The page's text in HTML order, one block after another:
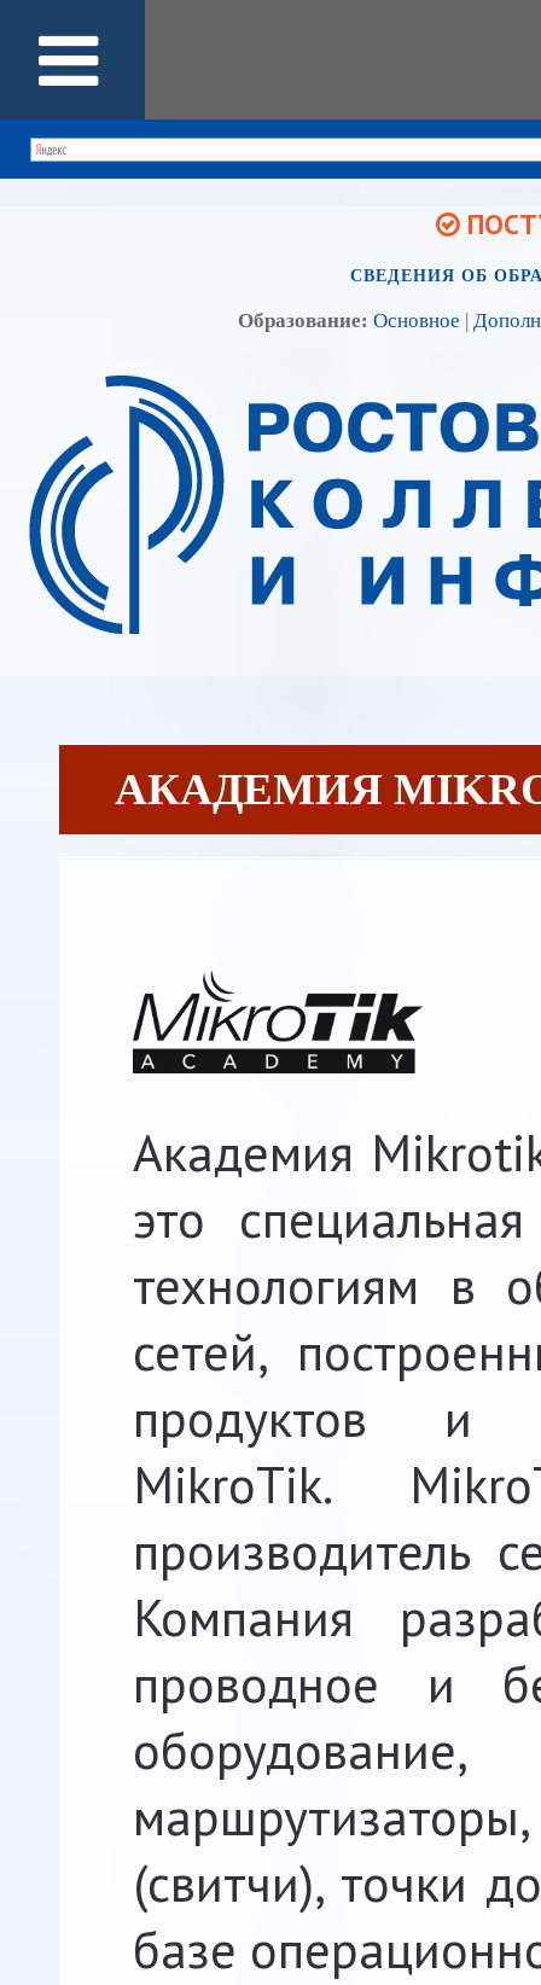
СВЕДЕНИЯ ОБ
Образование: Основное |
АКАДЕМИЯ
Академия
это
технологиям в
сетей,
продуктов и
MikroTik.
производитель
Компания
проводное и
(свитчи), точки
базе